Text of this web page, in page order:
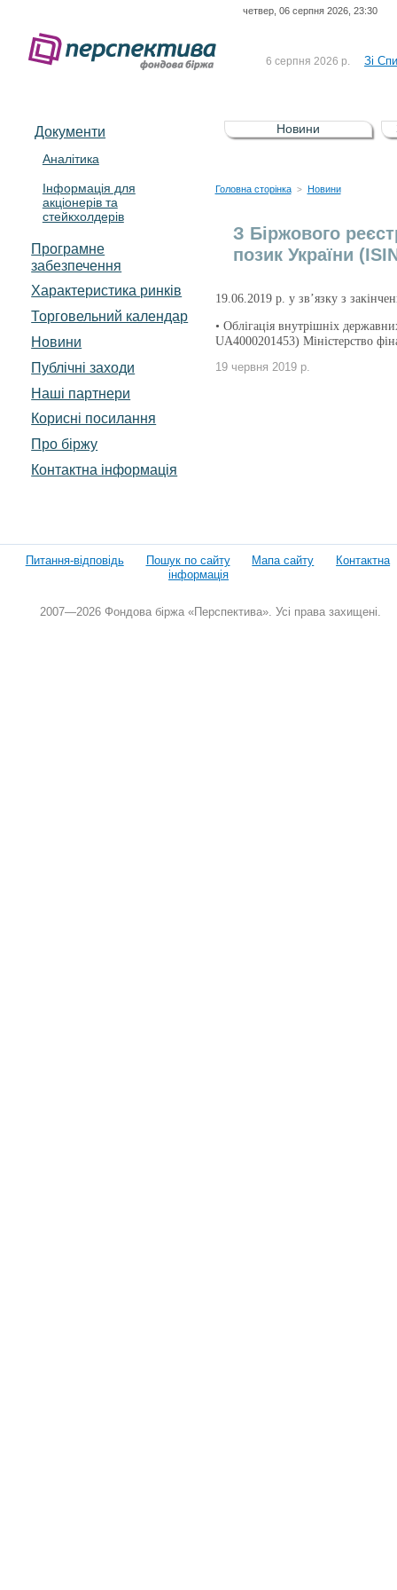
четвер, 06 серпня 2026, 23:30
6 серпня 2026 р. Зі
5 серпня 2026 р.
Зі
UA4000232607)
4 серпня 2026 р.
Документи
Аналітика
Інформація для
акціонерів та
стейкхолдерів
Програмне
забезпечення
Характеристика pинків
Торговельний календар
Новини
Публічні заходи
Наші партнери
Корисні посилання
Про біржу
Контактна інформація
Новини
Головна сторінка > Новини
З Біржового
позик України
19.06.2019 р. у зв’язку з
• Облігація внутрішніх
UA4000201453) Міністерство
19 червня 2019 р.
Питання-відповідь Пошук по сайту Мапа сайту
Контактна
інформація
2007—2026 Фондова біржа «Перспектива». Усі права захищені.